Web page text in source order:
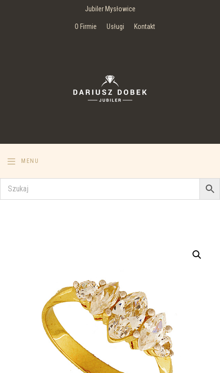
Jubiler Mysłowice
O Firmie Usługi Kontakt
MENU